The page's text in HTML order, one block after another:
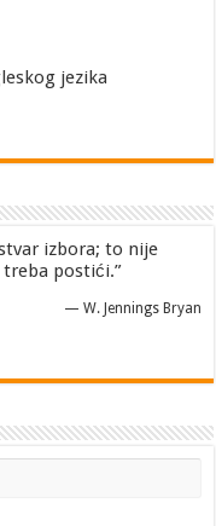
jezika
izbora; to nije
postići.”
— W. Jennings Bryan